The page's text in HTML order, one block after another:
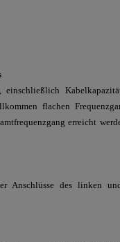
flachen
erreicht
Anschlüsse des linken